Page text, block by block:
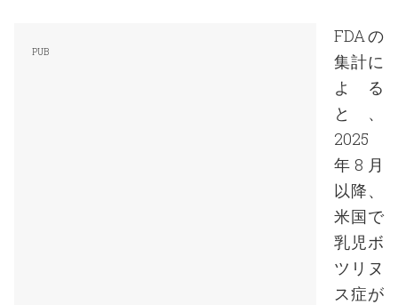
FDAの
集計に
よる
と、
2025
年8月
以降、
米国で
乳児ボ
ツリヌ
ス症が